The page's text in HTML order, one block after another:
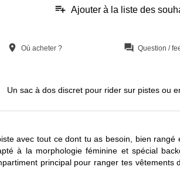
playlist_add Ajouter à la liste des
location_on Où acheter ? question_answer Question /
Un sac à dos discret pour rider sur pistes ou
avec tout ce dont tu as besoin, bien rangé
à la morphologie féminine et spécial
principal pour ranger tes vêtements